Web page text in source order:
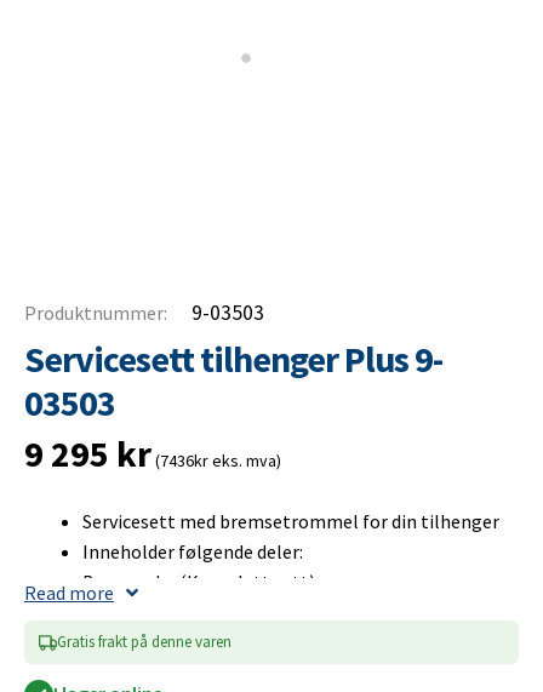
Produktnummer: 9-03503
Servicesett tilhenger Plus 9-
03503
9 295 kr(7436kr eks. mva)
Servicesett med bremsetrommel for din tilhenger
Inneholder følgende deler:
Bremsesko (Komplett sett)
Hjulkapsel
Read more
Gratis frakt på denne varen